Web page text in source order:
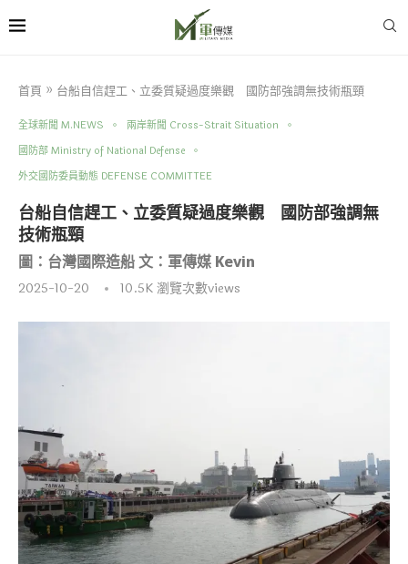
首頁 » 台船自信趕工、立委質疑過度樂觀 國防部強調無技術瓶頸
全球新聞 M.NEWS
兩岸新聞 Cross-Strait Situation
國防部 Ministry of National Defense
外交國防委員動態 DEFENSE COMMITTEE
台船自信趕工、立委質疑過度樂觀 國防部強調無
技術瓶頸
圖：台灣國際造船 文：軍傳媒 Kevin
2025-10-20 10.5K瀏覽次數views